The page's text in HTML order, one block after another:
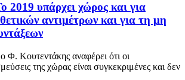
2019 υπάρχει χώρος και για
αντιμέτρων και για τη μη
Φ. Κουτεντάκης αναφέρει ότι οι
της χώρας είναι συγκεκριμένες και δεν